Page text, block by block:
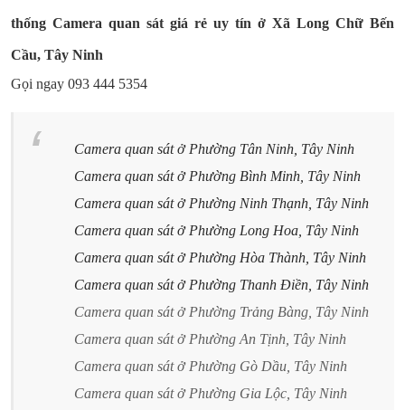
thống Camera quan sát giá rẻ uy tín ở Xã Long Chữ Bến
Cầu, Tây Ninh
Gọi ngay 093 444 5354
Camera quan sát ở Phường Tân Ninh, Tây Ninh
Camera quan sát ở Phường Bình Minh, Tây Ninh
Camera quan sát ở Phường Ninh Thạnh, Tây Ninh
Camera quan sát ở Phường Long Hoa, Tây Ninh
Camera quan sát ở Phường Hòa Thành, Tây Ninh
Camera quan sát ở Phường Thanh Điền, Tây Ninh
Camera quan sát ở Phường Trảng Bàng, Tây Ninh
Camera quan sát ở Phường An Tịnh, Tây Ninh
Camera quan sát ở Phường Gò Dầu, Tây Ninh
Camera quan sát ở Phường Gia Lộc, Tây Ninh